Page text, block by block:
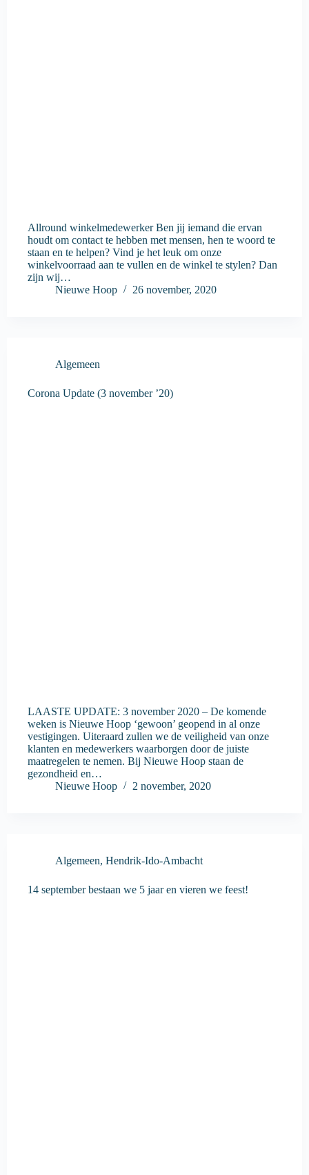
Allround winkelmedewerker Ben jij iemand die ervan
houdt om contact te hebben met mensen, hen te woord te
staan en te helpen? Vind je het leuk om onze
winkelvoorraad aan te vullen en de winkel te stylen? Dan
zijn wij…
Nieuwe Hoop
26 november, 2020
Algemeen
Corona Update (3 november ’20)
LAASTE UPDATE: 3 november 2020 – De komende
weken is Nieuwe Hoop ‘gewoon’ geopend in al onze
vestigingen. Uiteraard zullen we de veiligheid van onze
klanten en medewerkers waarborgen door de juiste
maatregelen te nemen. Bij Nieuwe Hoop staan de
gezondheid en…
Nieuwe Hoop
2 november, 2020
Algemeen, Hendrik-Ido-Ambacht
14 september bestaan we 5 jaar en vieren we feest!